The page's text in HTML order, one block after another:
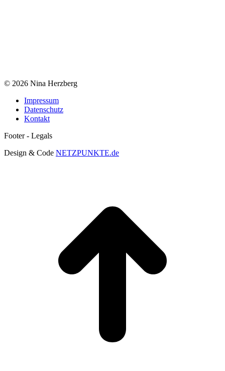
© 2026 Nina Herzberg
Impressum
Datenschutz
Kontakt
Footer - Legals
Design & Code NETZPUNKTE.de